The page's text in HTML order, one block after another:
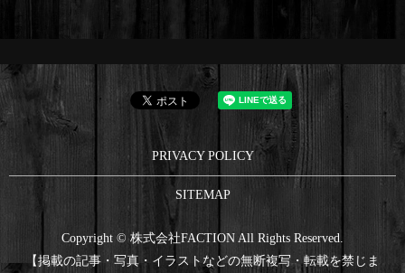
PRIVACY POLICY
SITEMAP
Copyright © 株式会社FACTION All Rights Reserved.
【掲載の記事・写真・イラストなどの無断複写・転載を禁じま